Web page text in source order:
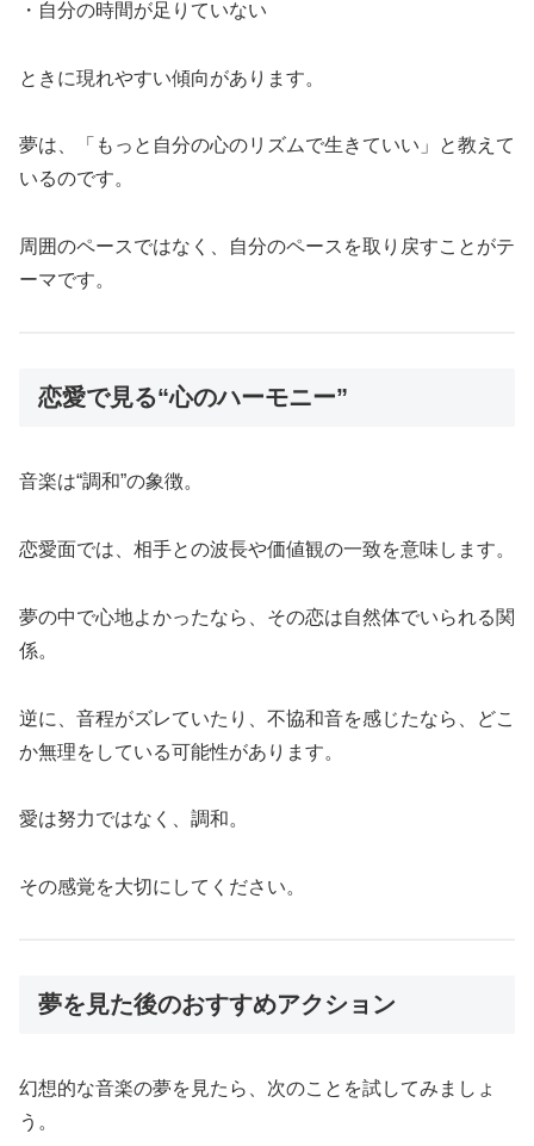
・自分の時間が足りていない
ときに現れやすい傾向があります。
夢は、「もっと自分の心のリズムで生きていい」と教えて
いるのです。
周囲のペースではなく、自分のペースを取り戻すことがテ
ーマです。
恋愛で見る“心のハーモニー”
音楽は“調和”の象徴。
恋愛面では、相手との波長や価値観の一致を意味します。
夢の中で心地よかったなら、その恋は自然体でいられる関
係。
逆に、音程がズレていたり、不協和音を感じたなら、どこ
か無理をしている可能性があります。
愛は努力ではなく、調和。
その感覚を大切にしてください。
夢を見た後のおすすめアクション
幻想的な音楽の夢を見たら、次のことを試してみましょ
う。